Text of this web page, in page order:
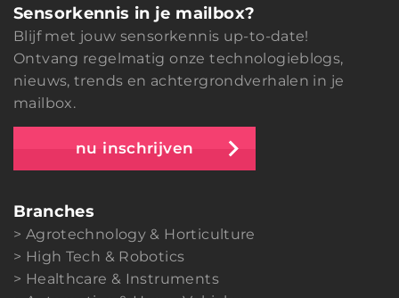
Sensorkennis in je mailbox?
Blijf met jouw sensorkennis up-to-date!
Ontvang regelmatig onze technologieblogs,
nieuws, trends en achtergrondverhalen in je
mailbox.
nu inschrijven
Branches
Agrotechnology & Horticulture
High Tech & Robotics
Healthcare & Instruments